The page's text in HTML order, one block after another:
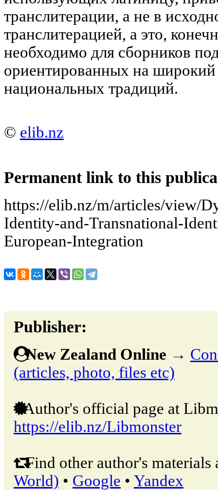
транслитерации, а не в
транслитерацией, а это,
необходимо для сборников
ориентированных на
национальных традиций.
© elib.nz
Permanent link to this
https://elib.nz/m/articles/view/
Identity-and-Transnational-
European-Integration
Publisher:
New Zealand Online →
(articles, photo, files etc)
Author's official page at
https://elib.nz/Libmonster
Find other author's materials
World) • Google • Yandex